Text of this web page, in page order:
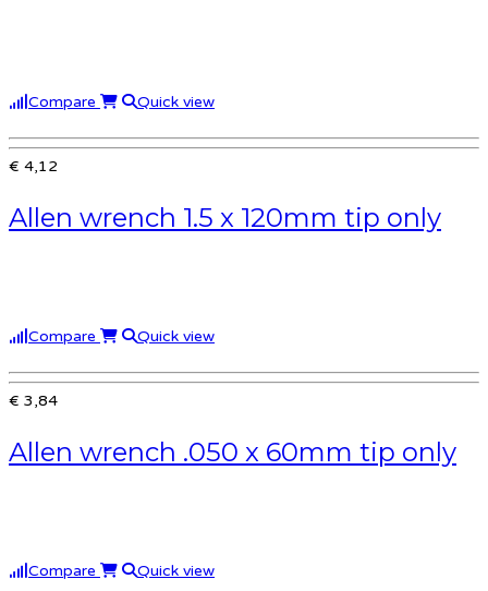
Compare Quick view
€ 4,12
Allen wrench 1.5 x 120mm tip only
Compare Quick view
€ 3,84
Allen wrench .050 x 60mm tip only
Compare Quick view